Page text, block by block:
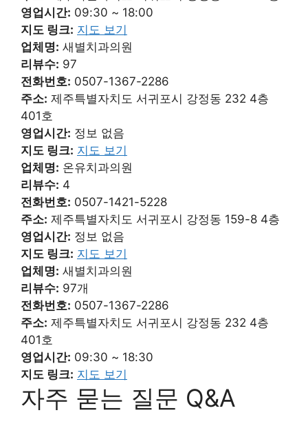
영업시간: 09:30 ~ 18:00
지도 링크: 지도 보기
업체명: 새별치과의원
리뷰수: 97
전화번호: 0507-1367-2286
주소: 제주특별자치도 서귀포시 강정동 232 4층
401호
영업시간: 정보 없음
지도 링크: 지도 보기
업체명: 온유치과의원
리뷰수: 4
전화번호: 0507-1421-5228
주소: 제주특별자치도 서귀포시 강정동 159-8 4층
영업시간: 정보 없음
지도 링크: 지도 보기
업체명: 새별치과의원
리뷰수: 97개
전화번호: 0507-1367-2286
주소: 제주특별자치도 서귀포시 강정동 232 4층
401호
영업시간: 09:30 ~ 18:30
지도 링크: 지도 보기
자주 묻는 질문 Q&A